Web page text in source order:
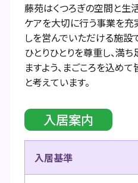
藤苑はくつろぎの空間と生
ケアを大切に行う事業を充
しを営んでいただける施設
ひとりひとりを尊重し、満
ますよう、まごころを込め
と考えています。
入居案内
入居基準